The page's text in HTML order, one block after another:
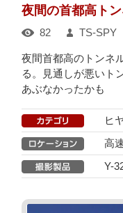
夜間の首都高ト
82 TS-SPY
夜間首都高のトンネ
る。見通しが悪いト
あぶなかったかも
ヒ
高
Y-